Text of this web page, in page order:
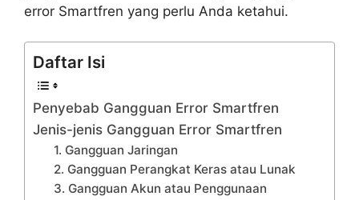
error Smartfren yang perlu Anda ketahui.
Daftar Isi
Penyebab Gangguan Error Smartfren
Jenis-jenis Gangguan Error Smartfren
1. Gangguan Jaringan
2. Gangguan Perangkat Keras atau Lunak
3. Gangguan Akun atau Penggunaan